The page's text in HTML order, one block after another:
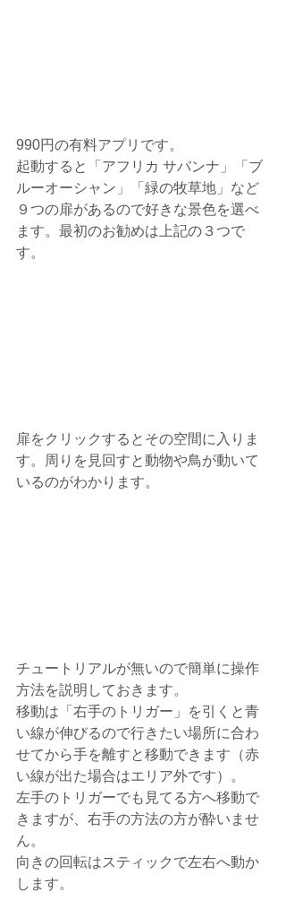
990円の有料アプリです。
起動すると「アフリカ サバンナ」「ブ
ルーオーシャン」「緑の牧草地」など
９つの扉があるので好きな景色を選べ
ます。最初のお勧めは上記の３つで
す。
扉をクリックするとその空間に入りま
す。周りを見回すと動物や鳥が動いて
いるのがわかります。
チュートリアルが無いので簡単に操作
方法を説明しておきます。
移動は「右手のトリガー」を引くと青
い線が伸びるので行きたい場所に合わ
せてから手を離すと移動できます（赤
い線が出た場合はエリア外です）。
左手のトリガーでも見てる方へ移動で
きますが、右手の方法の方が酔いませ
ん。
向きの回転はスティックで左右へ動か
します。